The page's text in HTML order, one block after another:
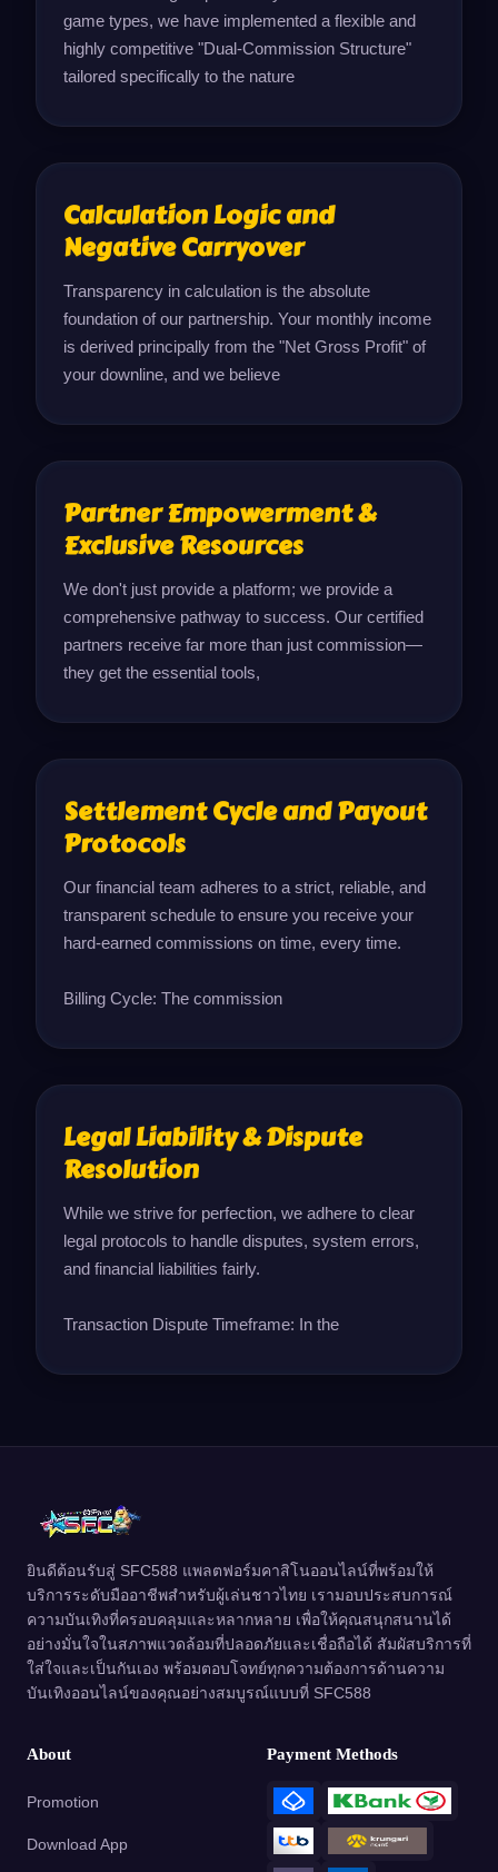
game types, we have implemented a flexible and
highly competitive "Dual-Commission Structure"
tailored specifically to the nature
Calculation Logic and
Negative Carryover
Transparency in calculation is the absolute
foundation of our partnership. Your monthly income
is derived principally from the "Net Gross Profit" of
your downline, and we believe
Partner Empowerment &
Exclusive Resources
We don't just provide a platform; we provide a
comprehensive pathway to success. Our certified
partners receive far more than just commission—
they get the essential tools,
Settlement Cycle and Payout
Protocols
Our financial team adheres to a strict, reliable, and
transparent schedule to ensure you receive your
hard-earned commissions on time, every time.
Billing Cycle: The commission
Legal Liability & Dispute
Resolution
While we strive for perfection, we adhere to clear
legal protocols to handle disputes, system errors,
and financial liabilities fairly.
Transaction Dispute Timeframe: In the
ยินดีต้อนรับสู่ SFC588 แพลตฟอร์มคาสิโนออนไลน์ที่พร้อมให้
บริการระดับมืออาชีพสำหรับผู้เล่นชาวไทย เรามอบประสบการณ์
ความบันเทิงที่ครอบคลุมและหลากหลาย เพื่อให้คุณสนุกสนานได้
อย่างมั่นใจในสภาพแวดล้อมที่ปลอดภัยและเชื่อถือได้ สัมผัสบริการที่
ใส่ใจและเป็นกันเอง พร้อมตอบโจทย์ทุกความต้องการด้านความ
บันเทิงออนไลน์ของคุณอย่างสมบูรณ์แบบที่ SFC588
About
Promotion
Download App
Payment Methods